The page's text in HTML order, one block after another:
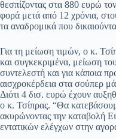
θεσπίζοντας στα 880 ευρώ
φορά μετά από 12 χρόνια,
τα αναδρομικά που
Για τη μείωση τιμών, ο κ.
και συγκεκριμένα, μείωση
συντελεστή και για κάποια
αισχροκέρδεια στα σούπερ
Διότι 4 δισ. ευρώ έχουν
ο κ. Τσίπρας. “Θα
ακυρώνοντας την καταβολή
εντατικών ελέγχων στην